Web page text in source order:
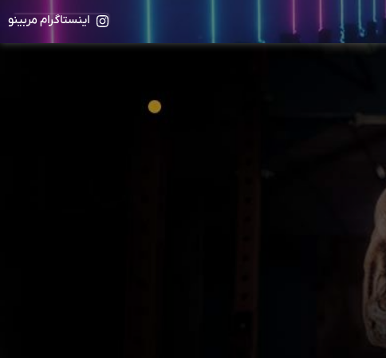
اینستاگرام مربینو